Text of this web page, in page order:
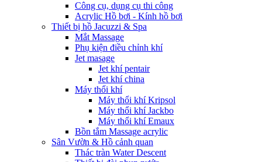
Công cụ, dụng cụ thi công
Acrylic Hồ bơi - Kính hồ bơi
Thiết bị hồ Jacuzzi & Spa
Mắt Massage
Phụ kiện điều chỉnh khí
Jet masage
Jet khí pentair
Jet khí china
Máy thổi khí
Máy thổi khí Kripsol
Máy thổi khí Jackbo
Máy thổi khí Emaux
Bồn tắm Massage acrylic
Sân Vườn & Hồ cảnh quan
Thác tràn Water Descent